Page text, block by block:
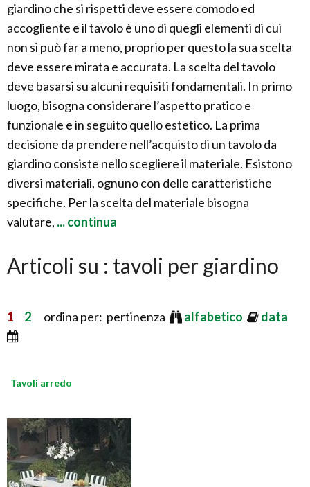
giardino che si rispetti deve essere comodo ed
accogliente e il tavolo è uno di quegli elementi di cui
non si può far a meno, proprio per questo la sua scelta
deve essere mirata e accurata. La scelta del tavolo
deve basarsi su alcuni requisiti fondamentali. In primo
luogo, bisogna considerare l’aspetto pratico e
funzionale e in seguito quello estetico. La prima
decisione da prendere nell’acquisto di un tavolo da
giardino consiste nello scegliere il materiale. Esistono
diversi materiali, ognuno con delle caratteristiche
specifiche. Per la scelta del materiale bisogna
valutare, ... continua
Articoli su : tavoli per giardino
1 2 ordina per: pertinenza alfabetico data
Tavoli arredo